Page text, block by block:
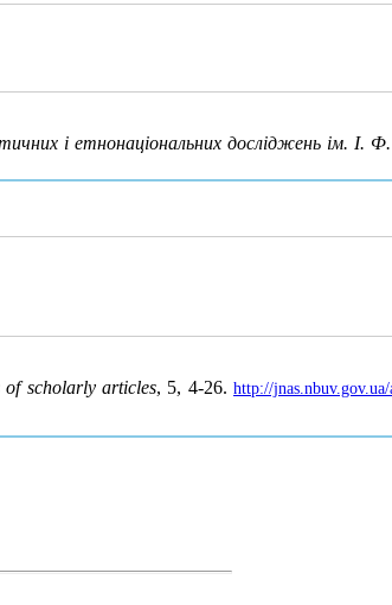
і етнонаціональних досліджень ім. І.
of scholarly articles, 5, 4-26.http://